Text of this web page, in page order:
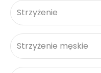
Strzyżenie
Strzyżenie męskie